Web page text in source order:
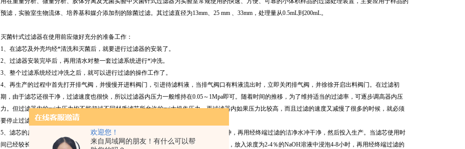
欢迎您！
来自局域网的朋友！有什么可以帮
预滤，实验室生物流体、培养基和媒介添加剂的除菌过滤。其过滤直径为13mm、25 mm 、33mm，处理量从0.5mL到200mL。
灭菌针式过滤器在使用前应做好充分的准备工作：
1、在滤芯及外壳均经*清洗和灭菌后，就要进行过滤器的安装了。
2、过滤器安装完毕后，再用清水对整一套过滤系统进行*冲洗。
3、整个过滤系统经过冲洗之后，就可以进行过滤的操作工作了。
4、再生产的过程中首先打开排气阀，并慢慢开进料阀门，引进待滤料液，当排气阀口有料液流出时，立即关闭排气阀，并徐徐开启出料阀门。在过滤初
期，由于滤芯还很干净，过滤速度也很快，所以过滤器内压力一般维持在0.05～1Mpa即可。随着时间的推移，为了维持适当的过滤率，可逐步调高器内压
力。但过滤器内的zui大压力均不能超过不同材质滤芯所允许的zui大操作压力。再过滤器内如果压力比较高，而且过滤的速度又减慢了很多的时候，就必须
要停止过滤操作了，并且对过滤器进行冲洗。
5、滤芯的反冲洗，对于矿泉水以及水处理中的精滤，反冲的时候可以先用清水进行反冲，再用经终端过滤的洁净水冲干净，然后投入生产。当滤芯使用时
间已经较长，用上述方法反冲后，其过滤速度仍然恢复得不够理想时，则可将滤芯卸下，放入浓度为2-4％的NaOH溶液中浸泡4-8小时，再用经终端过滤的